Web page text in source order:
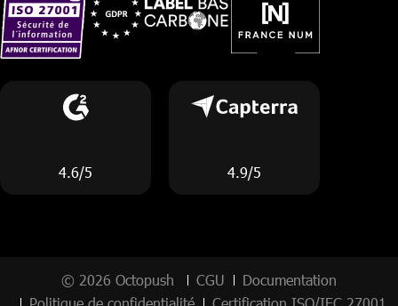
4.6/5 4.9/5
© 2026 Octopush CGU
Documentation
Politique de confidentialité
Certification ISO/IEC 27001